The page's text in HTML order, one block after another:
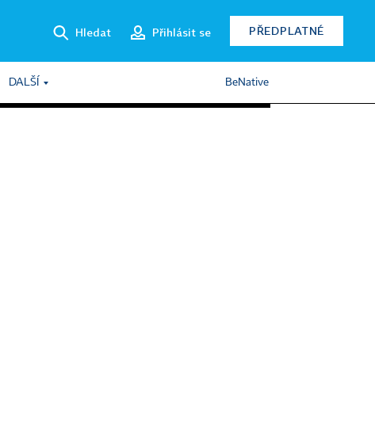
Hledat Přihlásit se PŘEDPLATNÉ
DALŠÍ BeNative